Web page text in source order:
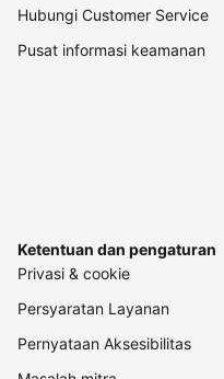
Hubungi Customer Service
Pusat informasi keamanan
Ketentuan dan pengaturan
Privasi & cookie
Persyaratan Layanan
Pernyataan Aksesibilitas